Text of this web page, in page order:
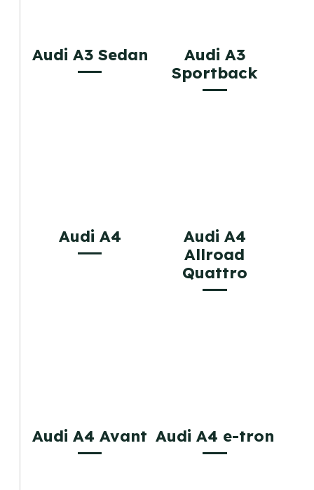
Audi A3 Sedan
Audi A3
Sportback
Audi A4
Audi A4
Allroad
Quattro
Audi A4 Avant Audi A4 e-tron